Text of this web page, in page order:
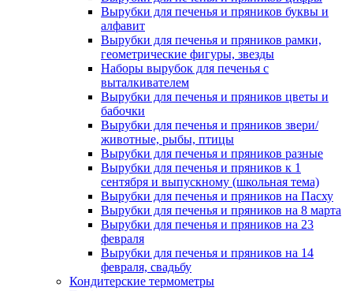
Вырубки для печенья и пряников буквы и
алфавит
Вырубки для печенья и пряников рамки,
геометрические фигуры, звезды
Наборы вырубок для печенья с
выталкивателем
Вырубки для печенья и пряников цветы и
бабочки
Вырубки для печенья и пряников звери/
животные, рыбы, птицы
Вырубки для печенья и пряников разные
Вырубки для печенья и пряников к 1
сентября и выпускному (школьная тема)
Вырубки для печенья и пряников на Пасху
Вырубки для печенья и пряников на 8 марта
Вырубки для печенья и пряников на 23
февраля
Вырубки для печенья и пряников на 14
февраля, свадьбу
Кондитерские термометры